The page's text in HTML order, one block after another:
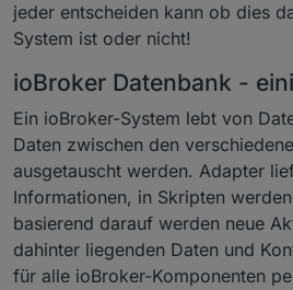
jeder entscheiden kann ob dies
System ist oder nicht!
ioBroker Datenbank -
Ein ioBroker-System lebt von
Daten zwischen den
ausgetauscht werden. Adapter
Informationen, in Skripten
basierend darauf werden neue
dahinter liegenden Daten und
für alle ioBroker-Komponenten